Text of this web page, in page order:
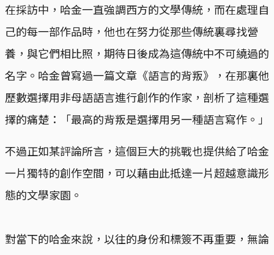
在採訪中，哈金一直強調西方的文學傳統，而在處理自
己的每一部作品時，他也在努力從那些傳統裏尋找營
養，與它們相比照，期待日後成為這傳統中不可繞過的
名字。哈金曾寫過一篇文章《語言的背叛》，在那裏他
歷數選擇用非母語語言進行創作的作家，剖析了這種選
擇的痛楚：「最高的背叛是選擇用另一種語言寫作。」
不過正如某評論所言，這個巨大的挑戰也提供給了哈金
一片獨特的創作空間，可以藉由此抵達一片超越意識形
態的文學家園。
對當下的哈金來說，以往的身份和標簽不再重要，無論